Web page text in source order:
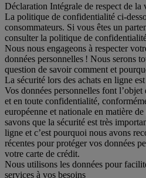
Déclaration Intégrale de respect de la
La politique de confidentialité ci-
consommateurs. Si vous êtes un
consulter la politique de
Nous nous engageons à respecter
données personnelles ! Nous serons
question de savoir comment et
La sécurité lors des achats en ligne
Vos données personnelles font l’objet
et en toute confidentialité,
européenne et nationale en matière
savons que la sécurité est très
ligne et c’est pourquoi nous avons
récentes pour protéger vos données
votre carte de crédit.
Nous utilisons les données pour
services à vos besoins